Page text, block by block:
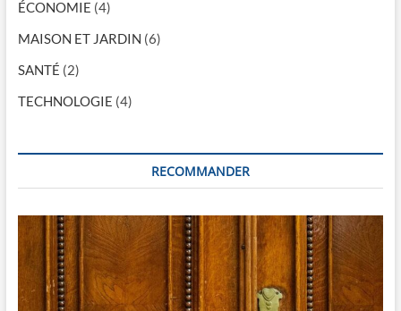
l
’
a
r
i
c
l
e
ÉCONOMIE (4)
MAISON ET JARDIN (6)
SANTÉ (2)
TECHNOLOGIE (4)
RECOMMANDER